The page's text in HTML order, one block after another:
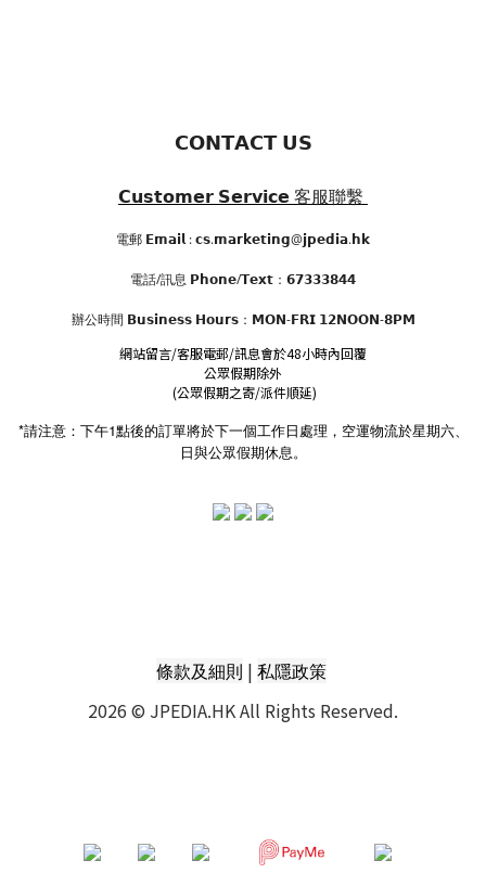
𝗖𝗢𝗡𝗧𝗔𝗖𝗧 𝗨𝗦
𝗖𝘂𝘀𝘁𝗼𝗺𝗲𝗿 𝗦𝗲𝗿𝘃𝗶𝗰𝗲 客服聯繫
電郵 𝗘𝗺𝗮𝗶𝗹 : 𝗰𝘀.𝗺𝗮𝗿𝗸𝗲𝘁𝗶𝗻𝗴@𝗷𝗽𝗲𝗱𝗶𝗮.𝗵𝗸
電話/訊息 𝗣𝗵𝗼𝗻𝗲/𝗧𝗲𝘅𝘁：𝟲𝟳𝟯𝟯𝟯𝟴𝟰𝟰
辦公時間 𝗕𝘂𝘀𝗶𝗻𝗲𝘀𝘀 𝗛𝗼𝘂𝗿𝘀：𝗠𝗢𝗡-𝗙𝗥𝗜 𝟭𝟮𝗡𝗢𝗢𝗡-𝟴𝗣𝗠
網站留言/客服電郵/訊息會於48小時內回覆
公眾假期除外
(公眾假期之寄/派件順延)
*請注意：下午1點後的訂單將於下一個工作日處理，空運物流於星期六、
日與公眾假期休息。
條款及細則 | 私隱政策
2026 © JPEDIA.HK All Rights Reserved.